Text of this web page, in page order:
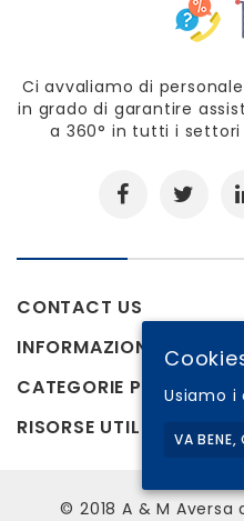
Ci avvaliamo di
in grado di garantire
a 360° in tutti i
CONTACT US
INFORMAZIONI
CATEGORIE PRODOTTI
RISORSE UTILI
© 2018 A & M Aversa
Usiamo
VA BENE,